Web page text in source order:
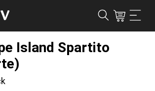
Island Spartito